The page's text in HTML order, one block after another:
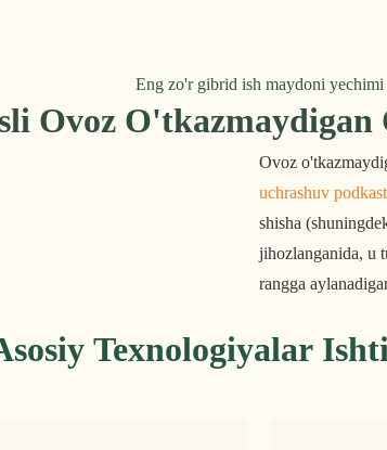
Eng zo'r gibrid ish maydoni yechimi
Ovoz O'tkazmaydigan
Ovoz
uchrashuv
shisha
jihozlanganida, u
rangga
Texnologiyalar